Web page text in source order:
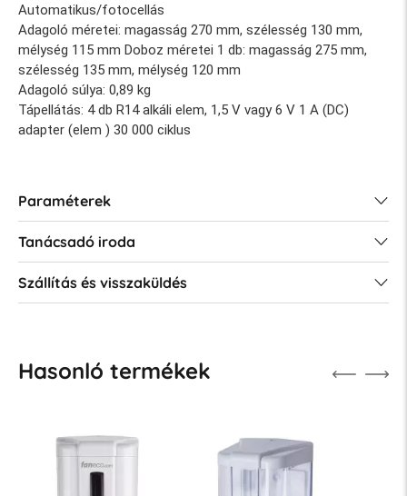
Automatikus/fotocellás
Adagoló méretei: magasság 270 mm, szélesség 130 mm,
mélység 115 mm Doboz méretei 1 db: magasság 275 mm,
szélesség 135 mm, mélység 120 mm
Adagoló súlya: 0,89 kg
Tápellátás: 4 db R14 alkáli elem, 1,5 V vagy 6 V 1 A (DC)
adapter (elem ) 30 000 ciklus
Paraméterek
Tanácsadó iroda
Szállítás és visszaküldés
Hasonló termékek